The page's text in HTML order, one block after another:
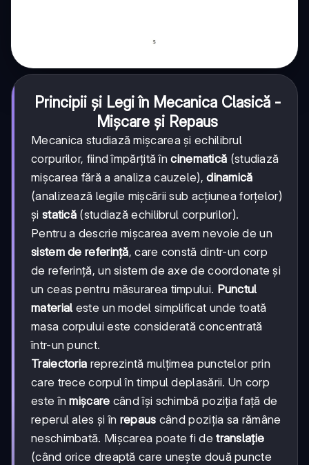
Principii și Legi în Mecanica Clasică -
Mișcare și Repaus
Mecanica studiază mișcarea și echilibrul
corpurilor, fiind împărțită încinematică (studiază
mișcarea fără a analiza cauzele),dinamică
(analizează legile mișcării sub acțiunea forțelor)
și statică (studiază echilibrul corpurilor).
Pentru a descrie mișcarea avem nevoie de un
sistem de referință, care constă dintr-un corp
de referință, un sistem de axe de coordonate și
un ceas pentru măsurarea timpului. Punctul
material este un model simplificat unde toată
masa corpului este considerată concentrată
într-un punct.
Traiectoria reprezintă mulțimea punctelor prin
care trece corpul în timpul deplasării. Un corp
este înmișcare când își schimbă poziția față de
reperul ales și în repaus când poziția sa rămâne
neschimbată. Mișcarea poate fi detranslație
(când orice dreaptă care unește două puncte